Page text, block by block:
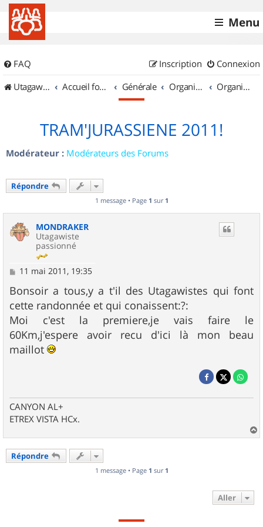
Menu
FAQ Connexion
Inscription
UtagawaVTT (Randos VTT et VTTAE avec traces GPS)
Accueil forum Générale Organisation de sorties & Recherche de partenaires Organisation de sorties en région Franche Comté
TRAM'JURASSIENE 2011!
Modérateur : Modérateurs des Forums
Répondre
1 message • Page 1 sur 1
MONDRAKER
Utagawiste
passionné
M
s
s
a
g
e
11 mai 2011, 19:35
Bonsoir a tous,y a t'il des Utagawistes qui font
cette randonnée et qui conaissent:?:
Moi c'est la premiere,je vais faire le
60Km,j'espere avoir recu d'ici là mon beau
maillot
CANYON AL+
ETREX VISTA HCx.
a
Répondre
1 message • Page 1 sur 1
Aller